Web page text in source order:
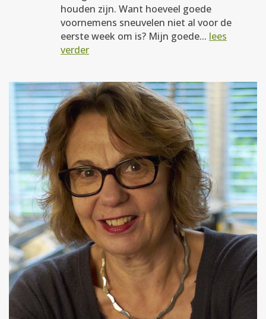
houden zijn. Want hoeveel goede
voornemens sneuvelen niet al voor de
eerste week om is? Mijn goede... lees
verder